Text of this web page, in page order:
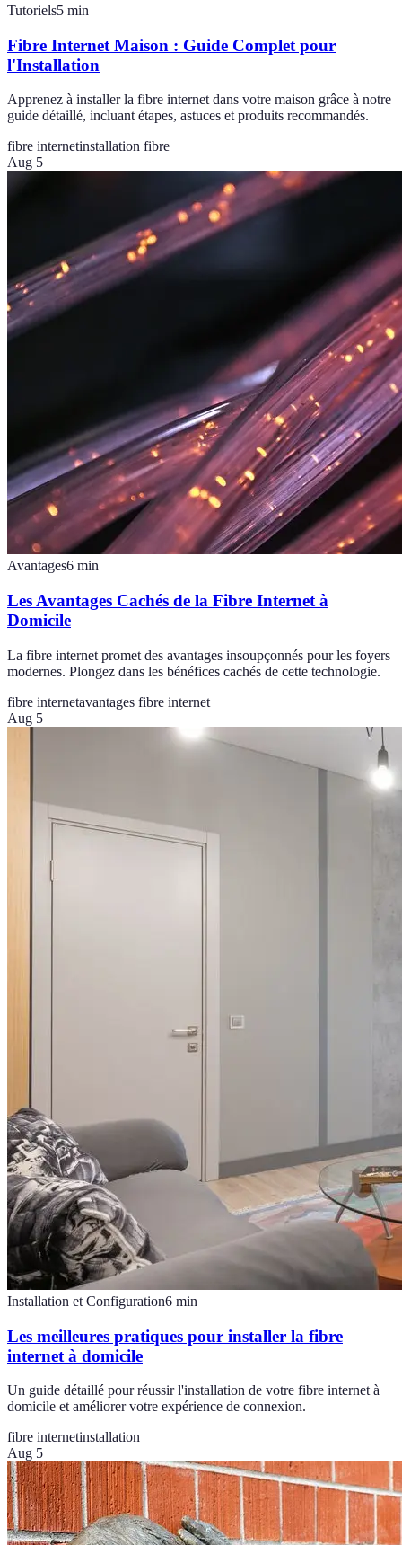
Tutoriels5 min
Fibre Internet Maison : Guide Complet pour
l'Installation
Apprenez à installer la fibre internet dans votre maison grâce à notre
guide détaillé, incluant étapes, astuces et produits recommandés.
fibre internetinstallation fibre
Aug 5
Avantages6 min
Les Avantages Cachés de la Fibre Internet à
Domicile
La fibre internet promet des avantages insoupçonnés pour les foyers
modernes. Plongez dans les bénéfices cachés de cette technologie.
fibre internetavantages fibre internet
Aug 5
Installation et Configuration6 min
Les meilleures pratiques pour installer la fibre
internet à domicile
Un guide détaillé pour réussir l'installation de votre fibre internet à
domicile et améliorer votre expérience de connexion.
fibre internetinstallation
Aug 5